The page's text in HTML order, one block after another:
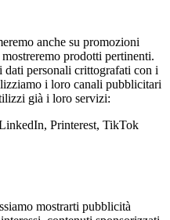
anche su promozioni
prodotti pertinenti.
personali crittografati con i
i loro canali pubblicitari
già i loro servizi:
Printerest, TikTok
mostrarti pubblicità